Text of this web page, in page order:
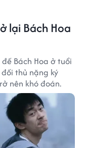
lại Bách Hoa
Bách Hoa ở tuổi
thủ nặng ký
nên khó đoán.